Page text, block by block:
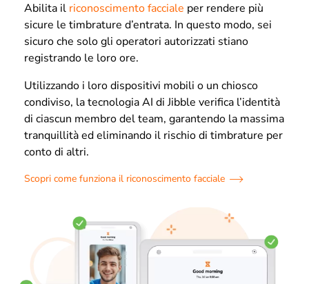
Abilita il riconoscimento facciale per rendere più
sicure le timbrature d’entrata. In questo modo, sei
sicuro che solo gli operatori autorizzati stiano
registrando le loro ore.
Utilizzando i loro dispositivi mobili o un chiosco
condiviso, la tecnologia AI di Jibble verifica l’identità
di ciascun membro del team, garantendo la massima
tranquillità ed eliminando il rischio di timbrature per
conto di altri.
Scopri come funziona il riconoscimento facciale